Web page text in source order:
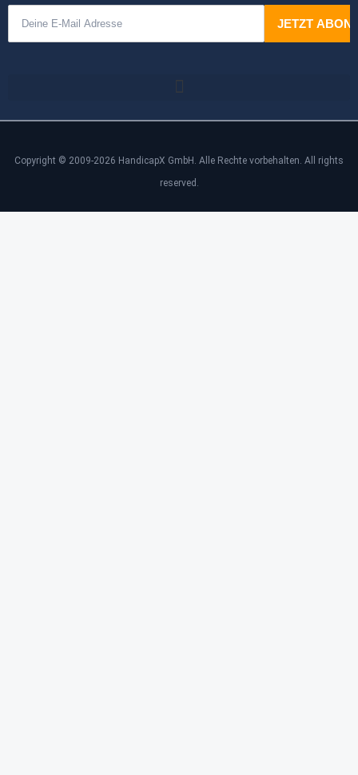
Copyright © 2009-2026 HandicapX GmbH. Alle Rechte vorbehalten. All rights
reserved.